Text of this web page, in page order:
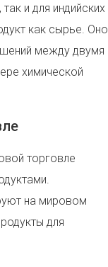
и для индийских
как сырье. Оно
между двумя
химической
торговле
на мировом
для